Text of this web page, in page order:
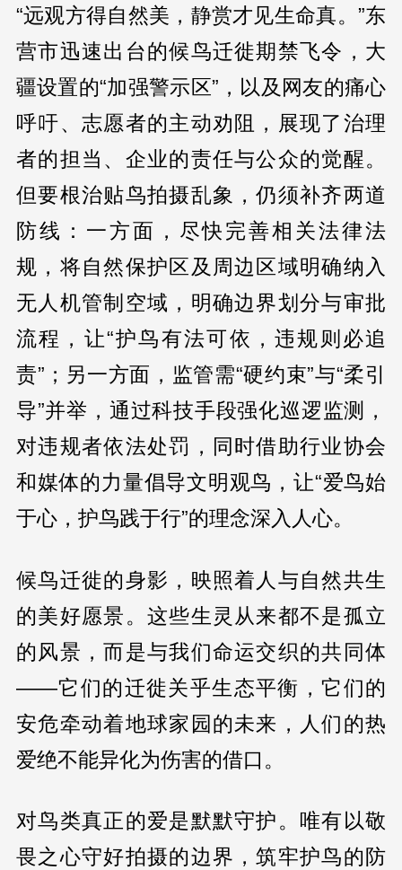
“远观方得自然美，静赏才见生命真。”东
营市迅速出台的候鸟迁徙期禁飞令，大
疆设置的“加强警示区”，以及网友的痛心
呼吁、志愿者的主动劝阻，展现了治理
者的担当、企业的责任与公众的觉醒。
但要根治贴鸟拍摄乱象，仍须补齐两道
防线：一方面，尽快完善相关法律法
规，将自然保护区及周边区域明确纳入
无人机管制空域，明确边界划分与审批
流程，让“护鸟有法可依，违规则必追
责”；另一方面，监管需“硬约束”与“柔引
导”并举，通过科技手段强化巡逻监测，
对违规者依法处罚，同时借助行业协会
和媒体的力量倡导文明观鸟，让“爱鸟始
于心，护鸟践于行”的理念深入人心。
候鸟迁徙的身影，映照着人与自然共生
的美好愿景。这些生灵从来都不是孤立
的风景，而是与我们命运交织的共同体
——它们的迁徙关乎生态平衡，它们的
安危牵动着地球家园的未来，人们的热
爱绝不能异化为伤害的借口。
对鸟类真正的爱是默默守护。唯有以敬
畏之心守好拍摄的边界，筑牢护鸟的防